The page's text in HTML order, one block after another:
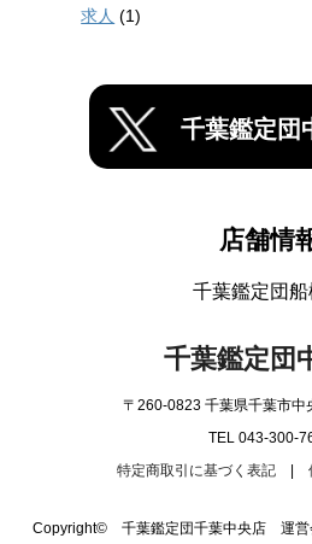
求人 (1)
千葉鑑定団
店舗情
千葉鑑定団
千葉鑑定団
〒260-0823 千葉県千葉市中
TEL 043-300-
特定商取引に基づく表記|
Copyright© 千葉鑑定団千葉中央店 運営